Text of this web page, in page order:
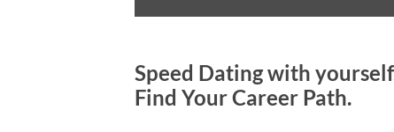
Speed Dating with
Find Your Career Path.